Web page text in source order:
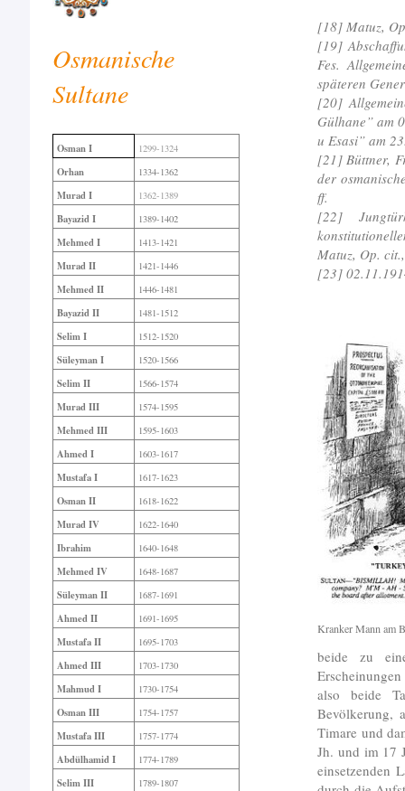
[18] Matuz,
[19]
Fes.
späteren
[20]
Gülhane” am
u Esasi” am
[21] Büttner,
der
ff.
[22]
Matuz, Op.
[23]
Kranker Mann am
beide zu
also beide
Bevölkerung,
Timare und
Jh. und im 17
einsetzenden
Osmanische
Sultane
Osman I 1299-1324
Orhan 1334-1362
Murad I 1362-1389
Bayazid I 1389-1402
Mehmed I 1413-1421
Murad II 1421-1446
Mehmed II 1446-1481
Bayazid II 1481-1512
Selim I 1512-1520
Süleyman I 1520-1566
Selim II 1566-1574
Murad III 1574-1595
Mehmed III 1595-1603
Ahmed I 1603-1617
Mustafa I 1617-1623
Osman II 1618-1622
Murad IV 1622-1640
Ibrahim 1640-1648
Mehmed IV 1648-1687
Süleyman II 1687-1691
Ahmed II 1691-1695
Mustafa II 1695-1703
Ahmed III 1703-1730
Mahmud I 1730-1754
Osman III 1754-1757
Mustafa III 1757-1774
Abdülhamid I 1774-1789
Selim III 1789-1807